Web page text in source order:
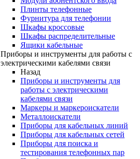
Плинты телефонные
Фурнитура для телефонии
Шкафы кроссовые
Шкафы распределительные
Ящики кабельные
Приборы и инструменты для работы с
электрическими кабелями связи
Назад
Приборы и инструменты для
работы с электрическими
кабелями связи
Маркеры и маркероискатели
Металлоискатели
Приборы для кабельных линий
Приборы для кабельных сетей
Приборы для поиска и
тестирования телефонных пар